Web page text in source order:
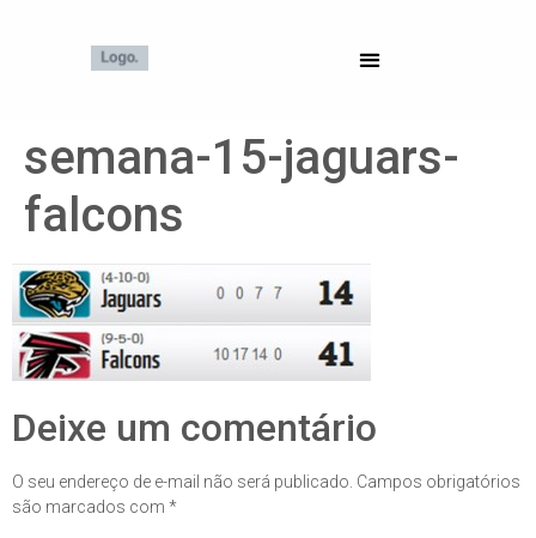
semana-15-jaguars-
falcons
Deixe um comentário
O seu endereço de e-mail não será publicado. Campos obrigatórios
são marcados com *